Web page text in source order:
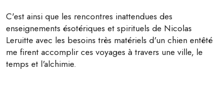
C'est ainsi que les rencontres inattendues des
enseignements ésotériques et spirituels de Nicolas
Leruitte avec les besoins très matériels d'un chien entêté
me firent accomplir ces voyages à travers une ville, le
temps et l'alchimie.